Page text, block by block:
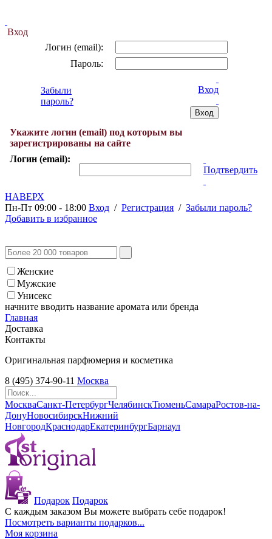
Вход
Логин (email):
Пароль:
Забыли
пароль?
Вход
Укажите логин (email) под которым вы
зарегистрированы на сайте
Логин (email):
Подтвердить
НАВЕРХ
Пн-Пт 09:00 - 18:00 Вход / Регистрация / Забыли пароль?
Добавить в избранное
Женские
Мужские
Унисекс
начните вводить название аромата или бренда
Главная
Доставка
Контакты
Оригинальная парфюмерия и косметика
8 (495) 374-90-11 Москва
МоскваСанкт-ПетербургЧелябинскТюменьСамараРостов-на-
ДонуНовосибирскНижний
НовгородКраснодарЕкатеринбургБарнаул
Подарок Подарок
С каждым заказом Вы можете выбрать себе подарок!
Посмотреть варианты подарков...
Моя корзина